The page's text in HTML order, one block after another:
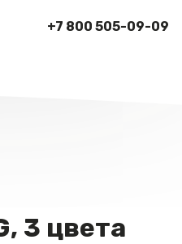
+7 800 505-09-09
3 цвета